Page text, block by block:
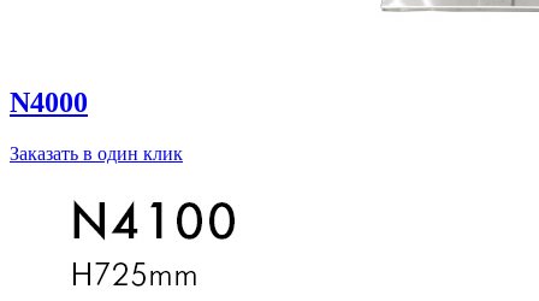
N4000
Заказать в один клик